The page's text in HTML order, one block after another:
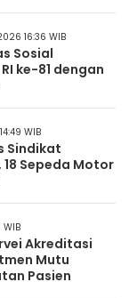
16:36 WIB
Sosial
ke-81 dengan
WIB
Sindikat
Sepeda Motor
Akreditasi
Mutu
Pasien